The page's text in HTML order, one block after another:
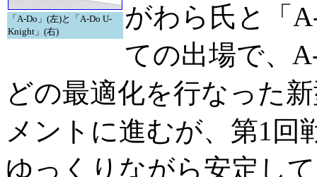
「A-Do」(左)と「A-Do U-
Knight」(右)
がわら氏と「
ての出場で、
どの最適化を行なった
メントに進むが、第1回
ゆっくりながら安定し